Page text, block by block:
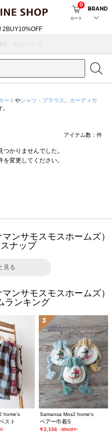
カート
0
BRAND
・停止について
ート やシャツ・ブラウス
カーディガ
アイテム数： 件
かりませんでした。
変更してください。
ンサモスモスホームズ）
ナップ
見る
ンサモスモスホームズ）
ランキング
home's
スト
3
Samansa Mos2 home's
ベアー巾着S
￥2,156 -30%OFF-